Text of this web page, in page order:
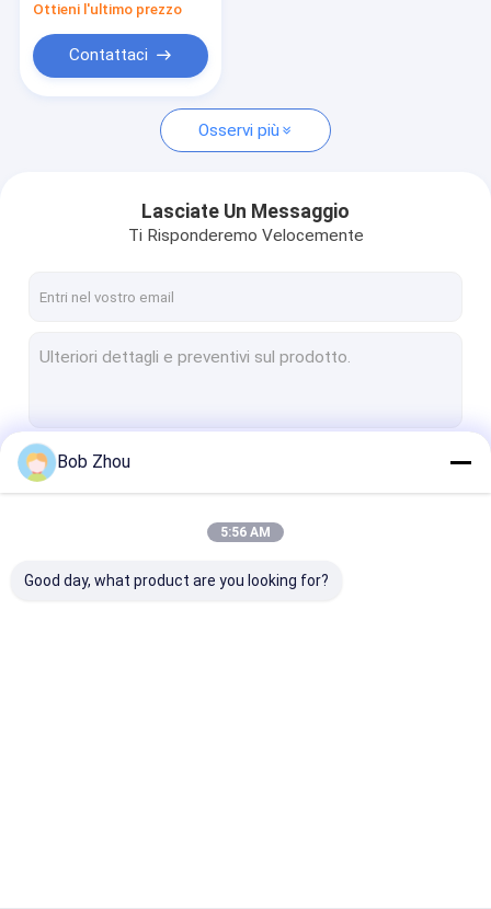
Ottieni l'ultimo prezzo
Contattaci
Osservi più
Lasciate Un Messaggio
Ti Risponderemo Velocemente
Bob Zhou
5:56 AM
Good day, what product are you looking for?